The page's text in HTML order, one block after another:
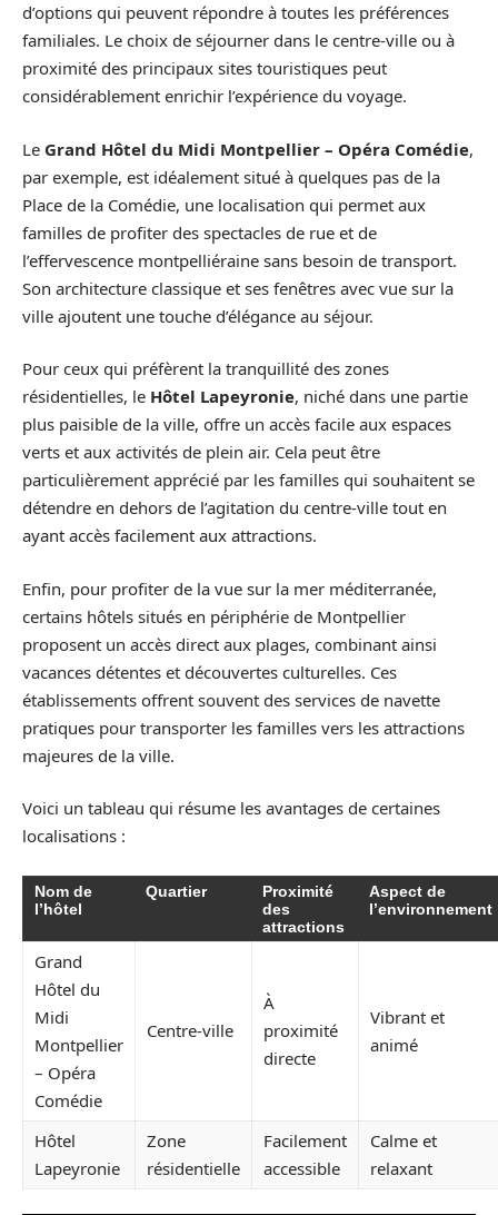
d’options qui peuvent répondre à toutes les préférences
familiales. Le choix de séjourner dans le centre-ville ou à
proximité des principaux sites touristiques peut
considérablement enrichir l’expérience du voyage.
Le Grand Hôtel du Midi Montpellier – Opéra Comédie,
par exemple, est idéalement situé à quelques pas de la
Place de la Comédie, une localisation qui permet aux
familles de profiter des spectacles de rue et de
l’effervescence montpelliéraine sans besoin de transport.
Son architecture classique et ses fenêtres avec vue sur la
ville ajoutent une touche d’élégance au séjour.
Pour ceux qui préfèrent la tranquillité des zones
résidentielles, le Hôtel Lapeyronie, niché dans une partie
plus paisible de la ville, offre un accès facile aux espaces
verts et aux activités de plein air. Cela peut être
particulièrement apprécié par les familles qui souhaitent se
détendre en dehors de l’agitation du centre-ville tout en
ayant accès facilement aux attractions.
Enfin, pour profiter de la vue sur la mer méditerranée,
certains hôtels situés en périphérie de Montpellier
proposent un accès direct aux plages, combinant ainsi
vacances détentes et découvertes culturelles. Ces
établissements offrent souvent des services de navette
pratiques pour transporter les familles vers les attractions
majeures de la ville.
Voici un tableau qui résume les avantages de certaines
localisations :
Nom de
l’hôtel
Quartier
Proximité
des
attractions
Aspect de
l’environnement
Grand
Hôtel du
Midi
Montpellier
– Opéra
Comédie
Centre-ville
À
proximité
directe
Vibrant et
animé
Hôtel
Lapeyronie
Zone
résidentielle
Facilement
accessible
Calme et
relaxant